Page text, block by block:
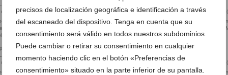
precisos de localización geográfica e identificación a través
del escaneado del dispositivo. Tenga en cuenta que su
consentimiento será válido en todos nuestros subdominios.
Puede cambiar o retirar su consentimiento en cualquier
momento haciendo clic en el botón «Preferencias de
consentimiento» situado en la parte inferior de su pantalla.
de Imma
en el Museu
(18)
Exposición ‘Scrapology’ de Imma
Soler Blasco de Xàbia (19)
Exposición ‘Scrapology’ de
Mengual y Nina Llorens en el
Soler Blasco de Xàbia (20)
de Imma
Exposición ‘Scrapology’ de Imma
Exposición ‘Scrapology’ de